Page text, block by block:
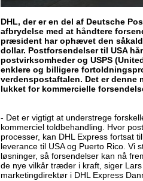
DHL, der er en del af Deutsche
afbrydelse med at håndtere
præsident har ophævet den
dollar. Postforsendelser til USA
postvirksomheder og USPS
enklere og billigere
verdenspostaftalen. Det er denne
lukket for kommercielle
- Det er vigtigt at understrege
kommerciel toldbehandling. Hvor
processer, kan DHL Express fortsat
leverance til USA og Puerto Rico. Vi
løsninger, så forsendelser kan nå
de nye vilkår træder i kraft, siger
marketingdirektør i DHL Express